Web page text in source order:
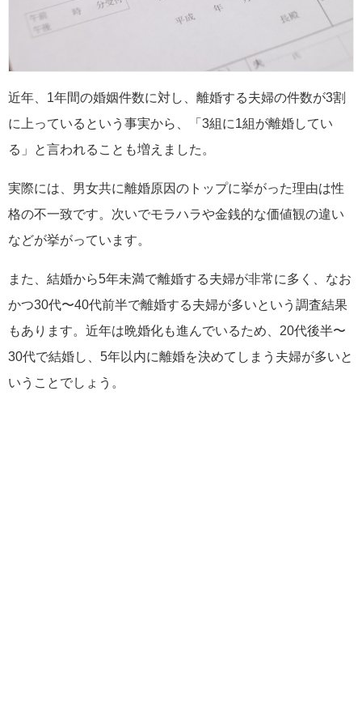
近年、1年間の婚姻件数に対し、離婚する夫婦の件数が3割
に上っているという事実から、「3組に1組が離婚してい
る」と言われることも増えました。
実際には、男女共に離婚原因のトップに挙がった理由は性
格の不一致です。次いでモラハラや金銭的な価値観の違い
などが挙がっています。
また、結婚から5年未満で離婚する夫婦が非常に多く、なお
かつ30代〜40代前半で離婚する夫婦が多いという調査結果
もあります。近年は晩婚化も進んでいるため、20代後半〜
30代で結婚し、5年以内に離婚を決めてしまう夫婦が多いと
いうことでしょう。